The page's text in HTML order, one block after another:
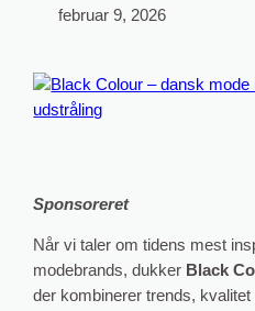
februar 9, 2026
Sponsoreret
Når vi taler om tidens mest
modebrands, dukker Black
der kombinerer trends,